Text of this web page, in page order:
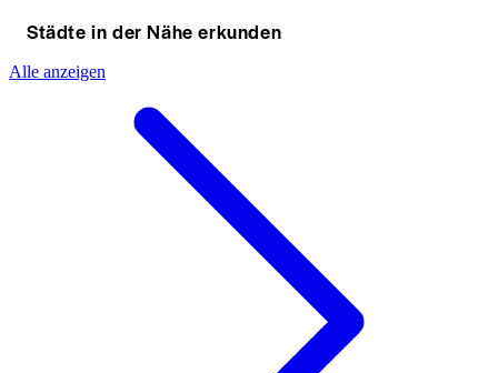
Städte in der Nähe erkunden
Alle anzeigen